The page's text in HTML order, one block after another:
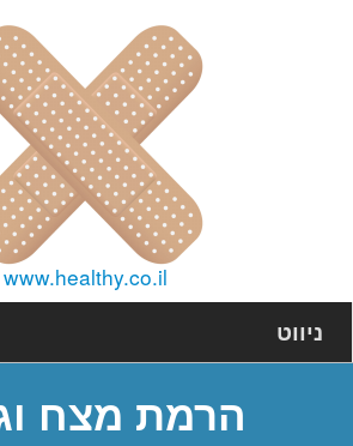
www.healthy.co.il
ניווט
הרמת מצח